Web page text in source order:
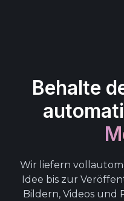
Behalte
Wir liefern
Idee bis zur
Bildern, Videos und